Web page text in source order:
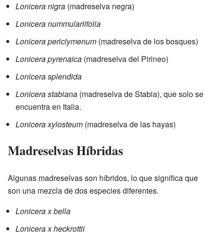
Lonicera nigra (madreselva negra)
Lonicera nummulariifolia
Lonicera periclymenum (madreselva de los bosques)
Lonicera pyrenaica (madreselva del Pirineo)
Lonicera splendida
Lonicera stabiana (madreselva de Stabia), que solo se
encuentra en Italia.
Lonicera xylosteum (madreselva de las hayas)
Madreselvas Híbridas
Algunas madreselvas son híbridos, lo que significa que
son una mezcla de dos especies diferentes.
Lonicera x bella
Lonicera x heckrottii